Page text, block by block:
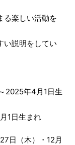
る楽しい活動を
い説明をしてい
2025年4月1日生
1日生まれ
日（木）・12月